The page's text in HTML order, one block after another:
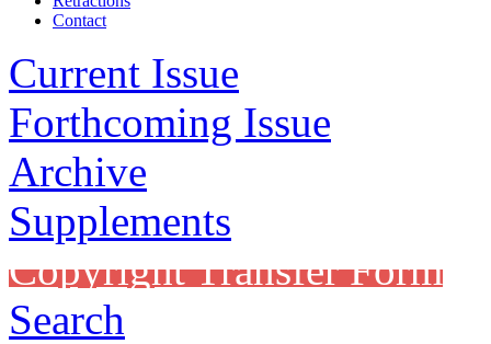
Contact
Current Issue
Forthcoming Issue
Archive
Supplements
Copyright Transfer Form
Search